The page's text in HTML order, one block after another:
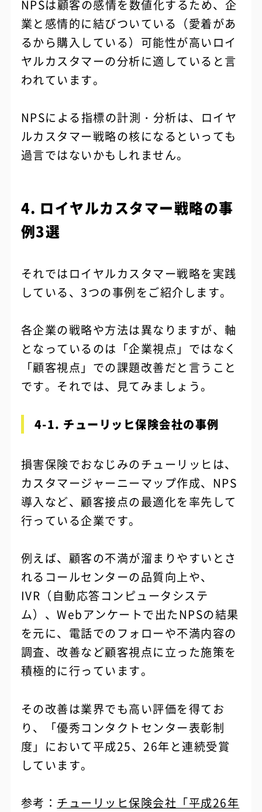
NPSは顧客の感情を数値化するため、企
業と感情的に結びついている（愛着があ
るから購入している）可能性が高いロイ
ヤルカスタマーの分析に適していると言
われています。
NPSによる指標の計測・分析は、ロイヤ
ルカスタマー戦略の核になるといっても
過言ではないかもしれません。
4. ロイヤルカスタマー戦略の事
例3選
それではロイヤルカスタマー戦略を実践
している、3つの事例をご紹介します。
各企業の戦略や方法は異なりますが、軸
となっているのは「企業視点」ではなく
「顧客視点」での課題改善だと言うこと
です。それでは、見てみましょう。
4-1. チューリッヒ保険会社の事例
損害保険でおなじみのチューリッヒは、
カスタマージャーニーマップ作成、NPS
導入など、顧客接点の最適化を率先して
行っている企業です。
例えば、顧客の不満が溜まりやすいとさ
れるコールセンターの品質向上や、
IVR（自動応答コンピュータシステ
ム）、Webアンケートで出たNPSの結果
を元に、電話でのフォローや不満内容の
調査、改善など顧客視点に立った施策を
積極的に行っています。
その改善は業界でも高い評価を得てお
り、「優秀コンタクトセンター表彰制
度」において平成25、26年と連続受賞
しています。
参考： チューリッヒ保険会社「平成26年